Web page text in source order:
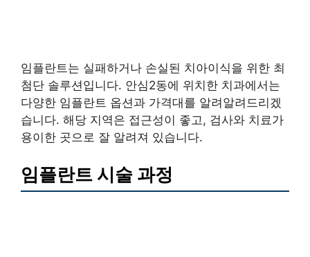
임플란트는 실패하거나 손실된 치아이식을 위한 최
첨단 솔루션입니다. 안심2동에 위치한 치과에서는
다양한 임플란트 옵션과 가격대를 알려알려드리겠
습니다. 해당 지역은 접근성이 좋고, 검사와 치료가
용이한 곳으로 잘 알려져 있습니다.
임플란트 시술 과정